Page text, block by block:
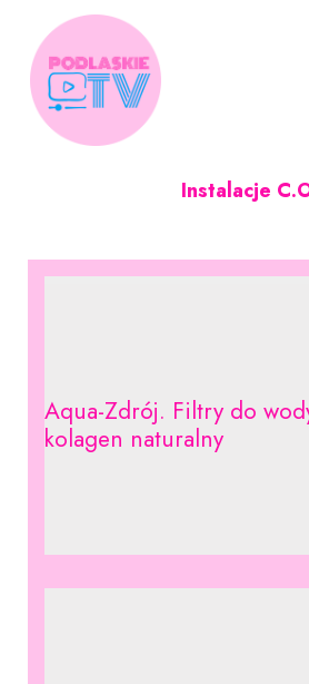
content
Instalacje
Aqua-Zdrój. Filtry do
kolagen naturalny